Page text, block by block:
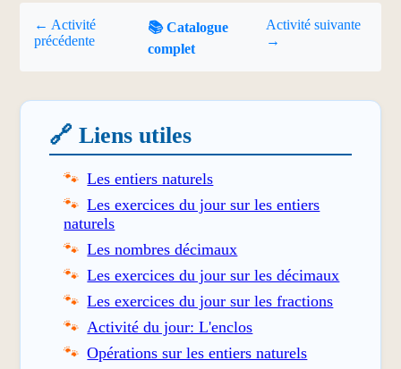
← Activité
précédente
📚 Catalogue
complet
Activité suivante
→
🔗 Liens utiles
Les entiers naturels
Les exercices du jour sur les entiers
naturels
Les nombres décimaux
Les exercices du jour sur les décimaux
Les exercices du jour sur les fractions
Activité du jour: L'enclos
Opérations sur les entiers naturels